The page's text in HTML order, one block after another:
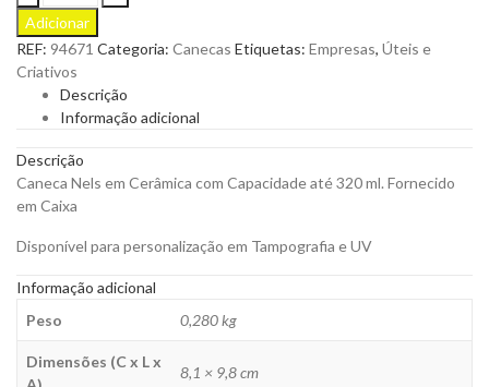
Nels
em
Cerâmica
para
Personalizar
quantity
Adicionar
REF: 94671 Categoria: Canecas Etiquetas: Empresas, Úteis e
Criativos
Descrição
Informação adicional
Descrição
Caneca Nels em Cerâmica com Capacidade até 320 ml. Fornecido
em Caixa
Disponível para personalização em Tampografia e UV
Informação adicional
Peso
0,280 kg
Dimensões (C x L x
8,1 × 9,8 cm